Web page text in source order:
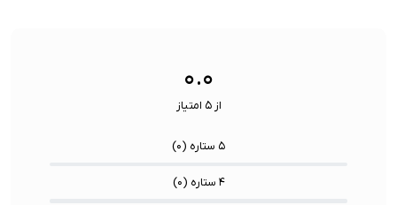
۰.۰
از ۵ امتیاز
۵ ستاره ( ۰)
۴ ستاره ( ۰)